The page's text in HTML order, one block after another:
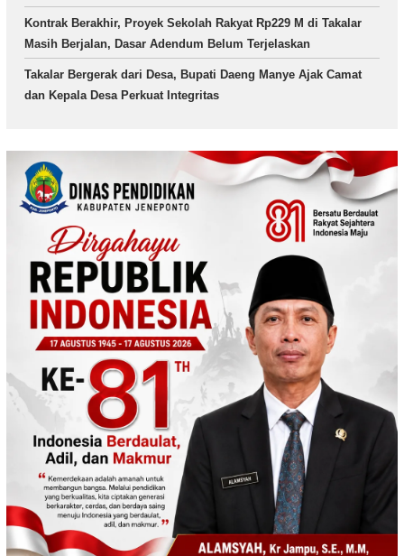
Kontrak Berakhir, Proyek Sekolah Rakyat Rp229 M di Takalar
Masih Berjalan, Dasar Adendum Belum Terjelaskan
Takalar Bergerak dari Desa, Bupati Daeng Manye Ajak Camat
dan Kepala Desa Perkuat Integritas